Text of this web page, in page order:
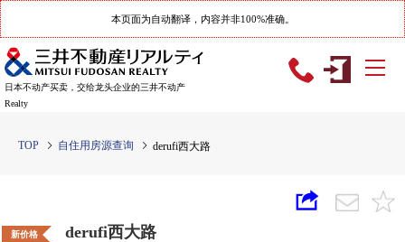
本页面为自动翻译，内容并非100%准确。
日本不动产买卖，交给龙头企业的三井不动产
Realty
TOP 自住用房源查询 derufi西大路
新价格 derufi西大路